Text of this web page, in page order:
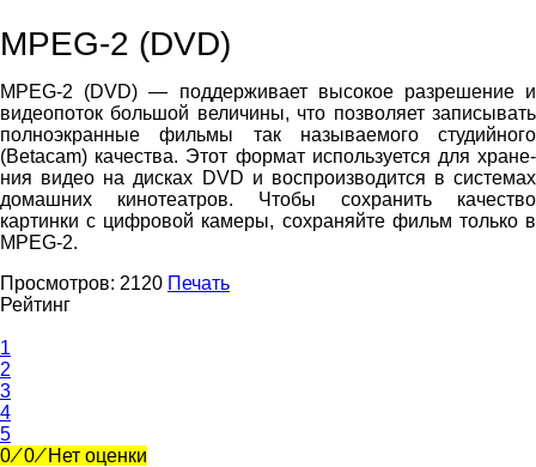
MPEG-2 (DVD)
MPEG-2 (DVD) — поддерживает высокое разрешение и
видеопоток большой величины, что позволяет записывать
полноэкранные фильмы так называемого студийного
(Betacam) качества. Этот формат используется для хране­
ния видео на дисках DVD и воспроизводится в системах
до­машних кинотеатров. Чтобы сохранить качество
картинки с цифровой камеры, сохраняйте фильм только в
MPEG-2.
Просмотров: 2120 Печать
Рейтинг
1
2
3
4
5
0⁄0⁄Нет оценки